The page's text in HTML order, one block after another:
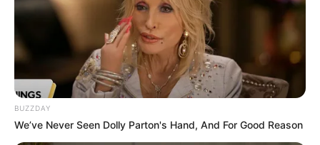
BUZZDAY
We’ve Never Seen Dolly Parton's Hand, And For Good Reason